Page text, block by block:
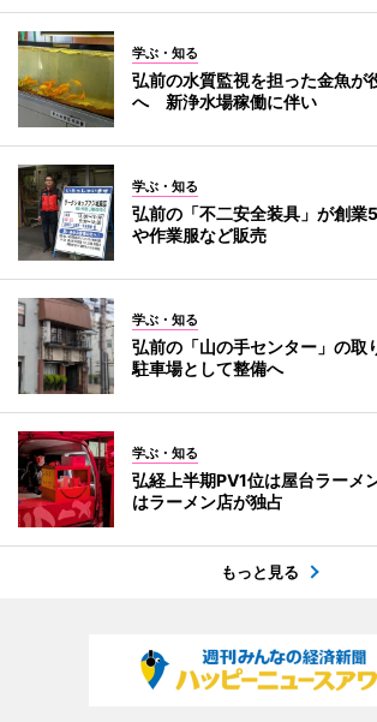
学ぶ・知る
弘前の水質監視を担った金魚が
へ 新浄水場稼働に伴い
学ぶ・知る
弘前の「不二安全装具」が創
や作業服など販売
学ぶ・知る
弘前の「山の手センター」の
駐車場として整備へ
学ぶ・知る
弘経上半期PV1位は屋台ラー
はラーメン店が独占
もっと見る